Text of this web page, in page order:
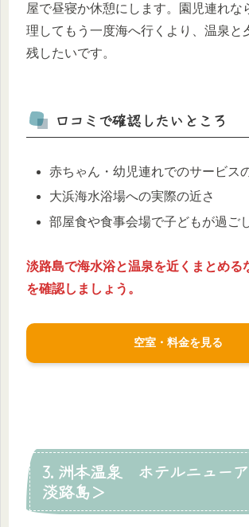
屋で昼寝か休憩にします。園児連れな
理してもう一度海へ行くより、温泉と
残したいです。
口コミで確認したいところ
赤ちゃん・幼児連れでのサービス
大浜海水浴場への実際の近さ
部屋食や食事会場で子どもが過ご
淡路島で海水浴と温泉を近くまとめる
を確認しましょう。
空室・料金を見る
3. 洲本温泉 ホテルニュー
淡路島＞